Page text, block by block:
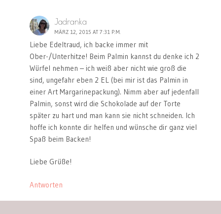
Jadranka
MÄRZ 12, 2015 AT 7:31 P.M.
Liebe Edeltraud, ich backe immer mit
Ober-/Unterhitze! Beim Palmin kannst du denke ich 2
Würfel nehmen – ich weiß aber nicht wie groß die
sind, ungefahr eben 2 EL (bei mir ist das Palmin in
einer Art Margarinepackung). Nimm aber auf jedenfall
Palmin, sonst wird die Schokolade auf der Torte
später zu hart und man kann sie nicht schneiden. Ich
hoffe ich konnte dir helfen und wünsche dir ganz viel
Spaß beim Backen!
Liebe Grüße!
Antworten